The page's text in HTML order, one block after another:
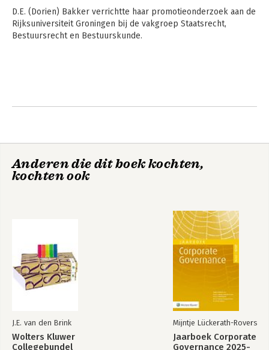
D.E. (Dorien) Bakker verrichtte haar promotieonderzoek aan de
Rijksuniversiteit Groningen bij de vakgroep Staatsrecht,
Bestuursrecht en Bestuurskunde.
Anderen die dit boek kochten,
kochten ook
J.E. van den Brink
Wolters Kluwer
Collegebundel
Mijntje Lückerath-Rovers
Jaarboek Corporate
Governance 2025-